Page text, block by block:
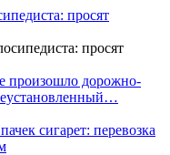
просят
произошло дорожно-
сигарет: перевозка